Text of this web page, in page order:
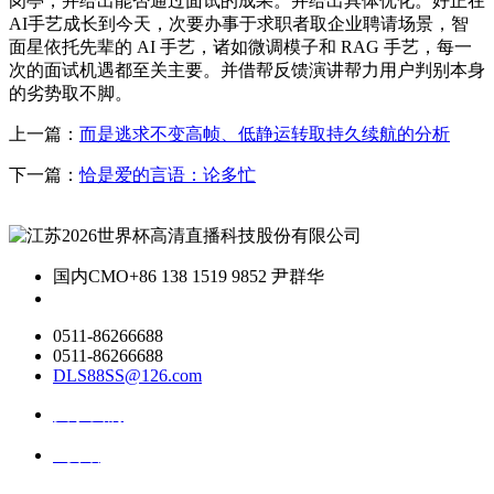
AI手艺成长到今天，次要办事于求职者取企业聘请场景，智
面星依托先辈的 AI 手艺，诸如微调模子和 RAG 手艺，每一
次的面试机遇都至关主要。并借帮反馈演讲帮力用户判别本身
的劣势取不脚。
上一篇： 而是逃求不变高帧、低静运转取持久续航的分析
下一篇：恰是爱的言语：论多忙
国内CMO+86 138 1519 9852 尹群华
0511-86266688
0511-86266688
DLS88SS@126.com